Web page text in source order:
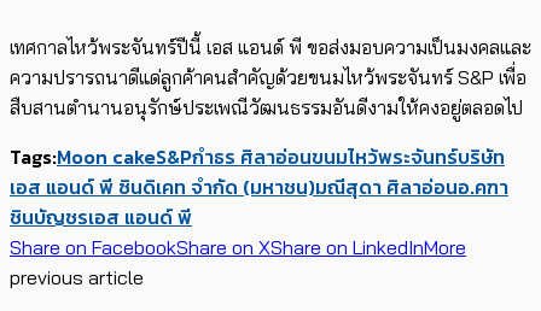
เทศกาลไหว้พระจันทร์ปีนี้ เอส แอนด์ พี ขอส่งมอบความเป็นมงคลและ
ความปรารถนาดีแด่ลูกค้าคนสำคัญด้วยขนมไหว้พระจันทร์ S&P เพื่อ
สืบสานตำนานอนุรักษ์ประเพณีวัฒนธรรมอันดีงามให้คงอยู่ตลอดไป
Tags:Moon cakeS&Pกำธร ศิลาอ่อนขนมไหว้พระจันทร์บริษัท
เอส แอนด์ พี ซินดิเคท จำกัด (มหาชน)มณีสุดา ศิลาอ่อนอ.คฑา
ชินบัญชรเอส แอนด์ พี
Share on FacebookShare on XShare on LinkedInMore
previous article